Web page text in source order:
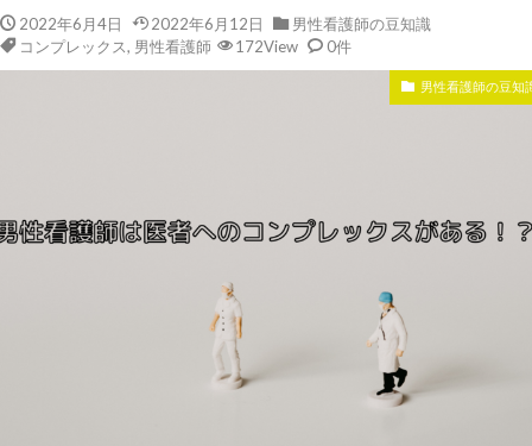
2022年6月4日 2022年6月12日
男性看護師の豆知識
コンプレックス, 男性看護師 172View 0件
男性看護師の豆知